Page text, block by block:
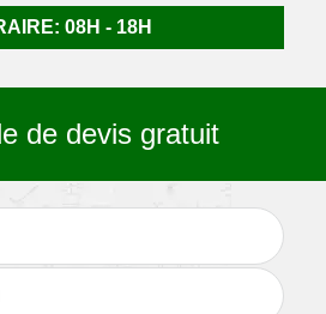
08H - 18H
de devis gratuit